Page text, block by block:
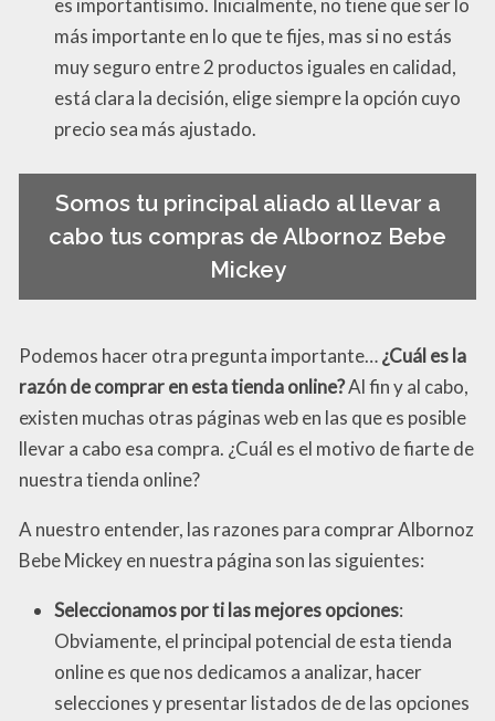
es importantísimo. Inicialmente, no tiene que ser lo
más importante en lo que te fijes, mas si no estás
muy seguro entre 2 productos iguales en calidad,
está clara la decisión, elige siempre la opción cuyo
precio sea más ajustado.
Somos tu principal aliado al llevar a
cabo tus compras de Albornoz Bebe
Mickey
Podemos hacer otra pregunta importante…¿Cuál es la
razón de comprar en esta tienda online?Al fin y al cabo,
existen muchas otras páginas web en las que es posible
llevar a cabo esa compra. ¿Cuál es el motivo de fiarte de
nuestra tienda online?
A nuestro entender, las razones para comprar Albornoz
Bebe Mickey en nuestra página son las siguientes:
Seleccionamos por ti las mejores opciones:
Obviamente, el principal potencial de esta tienda
online es que nos dedicamos a analizar, hacer
selecciones y presentar listados de de las opciones